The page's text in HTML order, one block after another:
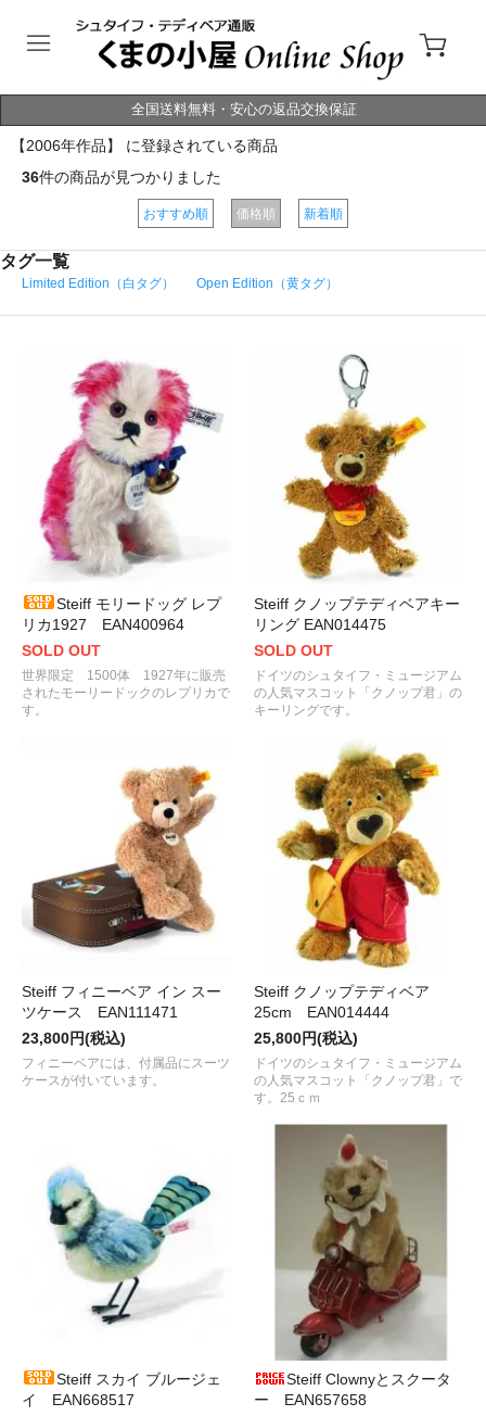
全国送料無料・安心の返品交換保証
【2006年作品】 に登録されている商品
36件の商品が見つかりました
おすすめ順 価格順 新着順
タグ一覧
Limited Edition（白タグ） Open Edition（黄タグ）
Steiff モリードッグ レプ
リカ1927 EAN400964
SOLD OUT
世界限定 1500体 1927年に販売
されたモーリードックのレプリカで
す。
Steiff クノップテディベアキー
リング EAN014475
SOLD OUT
ドイツのシュタイフ・ミュージアム
の人気マスコット「クノップ君」の
キーリングです。
Steiff フィニーベア イン スー
ツケース EAN111471
23,800円(税込)
フィニーベアには、付属品にスーツ
ケースが付いています。
Steiff クノップテディベア
25cm EAN014444
25,800円(税込)
ドイツのシュタイフ・ミュージアム
の人気マスコット「クノップ君」で
す。25ｃｍ
Steiff スカイ ブルージェ
イ EAN668517
Steiff Clownyとスクータ
ー EAN657658